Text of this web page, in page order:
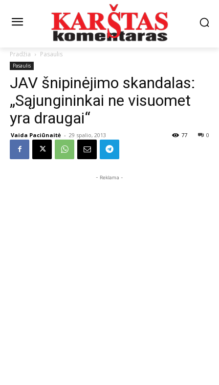
Pradžia Pasaulis
Pasaulis
JAV šnipinėjimo skandalas:
„Sąjungininkai ne visuomet
yra draugai“
Vaida Paciūnaitė - 29 spalio, 2013 0
77
- Reklama -